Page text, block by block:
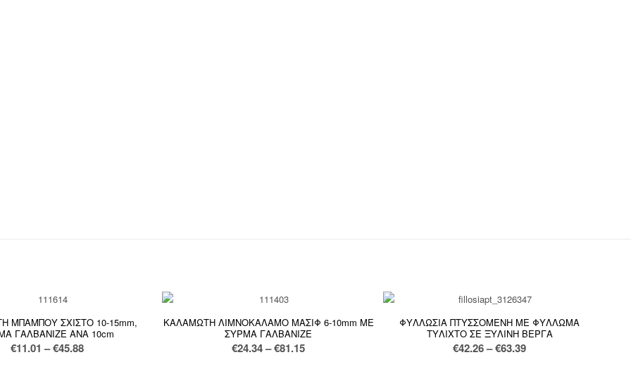
ΜΠΑΜΠΟΥ ΣΧΙΣΤΟ 10-15mm,
ΓΑΛΒΑΝΙΖΕ ΑΝΑ 10cm
€11.01 –€45.88Price
ΚΑΛΑΜΩΤΗ ΛΙΜΝΟΚΑΛΑΜΟ ΜΑΣΙΦ 6-10mm ΜΕ
ΣΥΡΜΑ ΓΑΛΒΑΝΙΖΕ
€24.34–€81.15Price
ΦΥΛΛΩΣΙΑ ΠΤΥΣΣΟΜΕΝΗ ΜΕ ΦΥΛΛΩΜΑ
ΤΥΛΙΧΤΟ ΣΕ ΞΥΛΙΝΗ ΒΕΡΓΑ
€42.26–€63.39Price